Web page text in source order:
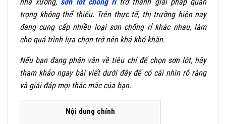
trọng không thể thiếu. Trên thực tế, thị trường hiện nay
đang cung cấp nhiều loại sơn chống rỉ khác nhau, làm
cho quá trình lựa chọn trở nên khá khó khăn.
Nếu bạn đang phân vân về tiêu chí để chọn sơn lót, hãy
tham khảo ngay bài viết dưới đây để có cái nhìn rõ ràng
và giải đáp mọi thắc mắc của bạn.
Nội dung chính